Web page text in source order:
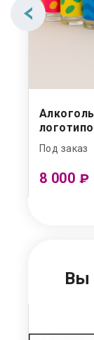
Под заказ
8 000 ₽
Вы